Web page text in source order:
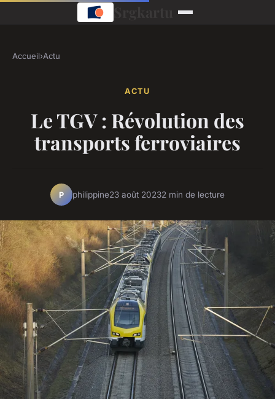
Accueil›Actu
ACTU
Le TGV : Révolution des
transports ferroviaires
P philippine23 août 20232 min de lecture